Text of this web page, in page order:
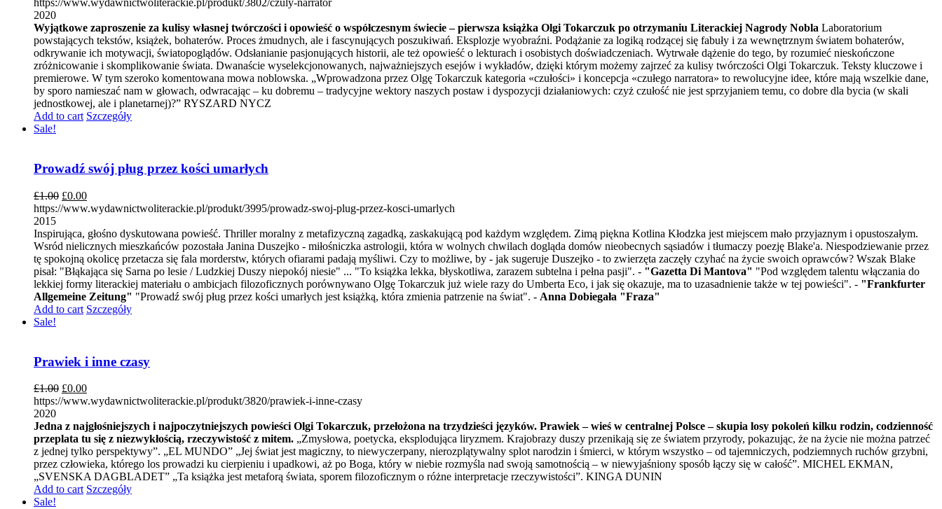
https://www.wydawnictwoliterackie.pl/produkt/3802/czuly-narrator
2020
Wyjątkowe zaproszenie za kulisy własnej twórczości i opowieść o współczesnym świecie – pierwsza książka Olgi Tokarczuk po otrzymaniu Literackiej Nagrody Nobla Laboratorium
powstających tekstów, książek, bohaterów. Proces żmudnych, ale i fascynujących poszukiwań. Eksplozje wyobraźni. Podążanie za logiką rodzącej się fabuły i za wewnętrznym światem bohaterów,
odkrywanie ich motywacji, światopoglądów. Odsłanianie pasjonujących historii, ale też opowieść o lekturach i osobistych doświadczeniach. Wytrwałe dążenie do tego, by rozumieć nieskończone
zróżnicowanie i skomplikowanie świata. Dwanaście wyselekcjonowanych, najważniejszych esejów i wykładów, dzięki którym możemy zajrzeć za kulisy twórczości Olgi Tokarczuk. Teksty kluczowe i
premierowe. W tym szeroko komentowana mowa noblowska. „Wprowadzona przez Olgę Tokarczuk kategoria «czułości» i koncepcja «czułego narratora» to rewolucyjne idee, które mają wszelkie dane,
by sporo namieszać nam w głowach, odwracając – ku dobremu – tradycyjne wektory naszych postaw i dyspozycji działaniowych: czyż czułość nie jest sprzyjaniem temu, co dobre dla bycia (w skali
jednostkowej, ale i planetarnej)?” RYSZARD NYCZ
Add to cart Szczegóły
Sale!
Prowadź swój pług przez kości umarłych
£1.00 £0.00
https://www.wydawnictwoliterackie.pl/produkt/3995/prowadz-swoj-plug-przez-kosci-umarlych
2015
Inspirująca, głośno dyskutowana powieść. Thriller moralny z metafizyczną zagadką, zaskakującą pod każdym względem. Zimą piękna Kotlina Kłodzka jest miejscem mało przyjaznym i opustoszałym.
Wsród nielicznych mieszkańców pozostała Janina Duszejko - miłośniczka astrologii, która w wolnych chwilach dogląda domów nieobecnych sąsiadów i tłumaczy poezję Blake'a. Niespodziewanie przez
tę spokojną okolicę przetacza się fala morderstw, których ofiarami padają myśliwi. Czy to możliwe, by - jak sugeruje Duszejko - to zwierzęta zaczęły czyhać na życie swoich oprawców? Wszak Blake
pisał: "Błąkająca się Sarna po lesie / Ludzkiej Duszy niepokój niesie" ... "To książka lekka, błyskotliwa, zarazem subtelna i pełna pasji". - "Gazetta Di Mantova" "Pod względem talentu włączania do
lekkiej formy literackiej materiału o ambicjach filozoficznych porównywano Olgę Tokarczuk już wiele razy do Umberta Eco, i jak się okazuje, ma to uzasadnienie także w tej powieści". - "Frankfurter
Allgemeine Zeitung" "Prowadź swój pług przez kości umarłych jest książką, która zmienia patrzenie na świat". - Anna Dobiegała "Fraza"
Add to cart Szczegóły
Sale!
Prawiek i inne czasy
£1.00 £0.00
https://www.wydawnictwoliterackie.pl/produkt/3820/prawiek-i-inne-czasy
2020
Jedna z najgłośniejszych i najpoczytniejszych powieści Olgi Tokarczuk, przełożona na trzydzieści języków. Prawiek – wieś w centralnej Polsce – skupia losy pokoleń kilku rodzin, codzienność
przeplata tu się z niezwykłością, rzeczywistość z mitem. „Zmysłowa, poetycka, eksplodująca liryzmem. Krajobrazy duszy przenikają się ze światem przyrody, pokazując, że na życie nie można patrzeć
z jednej tylko perspektywy”. „EL MUNDO” „Jej świat jest magiczny, to niewyczerpany, nierozplątywalny splot narodzin i śmierci, w którym wszystko – od tajemniczych, podziemnych ruchów grzybni,
przez człowieka, którego los prowadzi ku cierpieniu i upadkowi, aż po Boga, który w niebie rozmyśla nad swoją samotnością – w niewyjaśniony sposób łączy się w całość”. MICHEL EKMAN,
„SVENSKA DAGBLADET” „Ta książka jest metaforą świata, sporem filozoficznym o różne interpretacje rzeczywistości”. KINGA DUNIN
Add to cart Szczegóły
Sale!